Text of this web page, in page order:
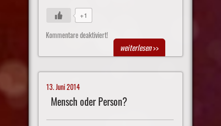
+1
Kommentare deaktiviert!
weiterlesen>>
13. Juni 2014
Mensch oder Person?